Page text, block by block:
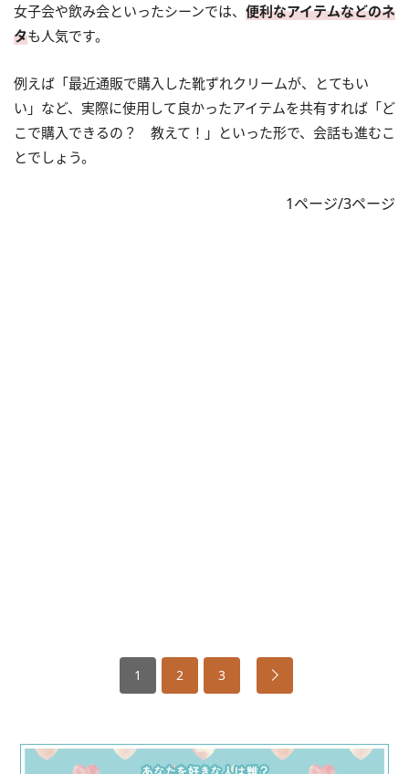
女子会や飲み会といったシーンでは、 便利なアイテムなどのネ
タも人気です。
例えば「最近通販で購入した靴ずれクリームが、とてもい
い」など、実際に使用して良かったアイテムを共有すれば「ど
こで購入できるの？ 教えて！」といった形で、会話も進むこ
とでしょう。
1ページ/3ページ
1 2 3